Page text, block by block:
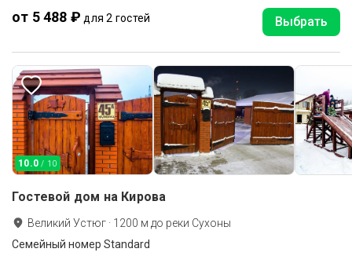
от 5 488 ₽ для 2 гостей Выбрать
10.0 / 10
Гостевой дом на Кирова
Великий Устюг · 1200 м до реки Сухоны
Семейный номер Standard